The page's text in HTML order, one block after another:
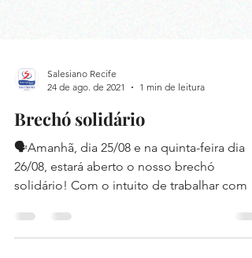
Salesiano Recife
24 de ago. de 2021
1 min de leitura
Brechó solidário
🗣Amanhã, dia 25/08 e na quinta-feira dia
solidário! Com o intuito de trabalhar com
alunos o...